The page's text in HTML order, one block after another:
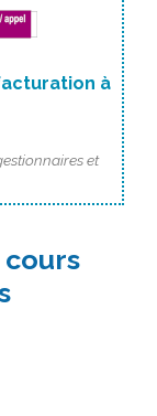
à
et